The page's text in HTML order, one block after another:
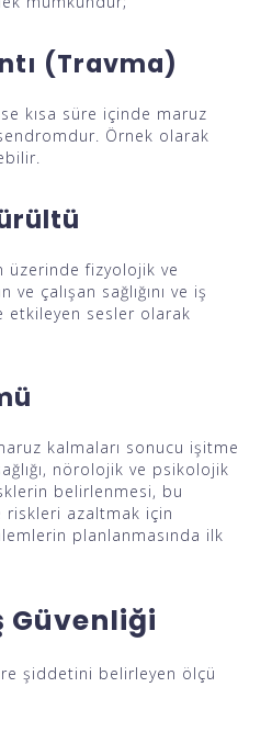
(Travma)
kısa süre içinde maruz
Örnek olarak
üzerinde fizyolojik ve
çalışan sağlığını ve iş
etkileyen sesler olarak
kalmaları sonucu işitme
nörolojik ve psikolojik
belirlenmesi, bu
riskleri azaltmak için
planlanmasında ilk
Güvenliği
şiddetini belirleyen ölçü